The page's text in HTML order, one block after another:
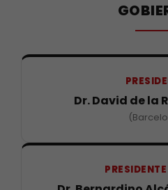
Dr. David de la